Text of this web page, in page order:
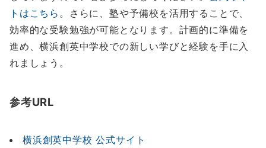
トはこちら 。さらに、塾や予備校を活用することで、
効率的な受験勉強が可能となります。計画的に準備を
進め、横浜創英中学校での新しい学びと経験を手に入
れましょう。
参考URL
横浜創英中学校 公式サイト